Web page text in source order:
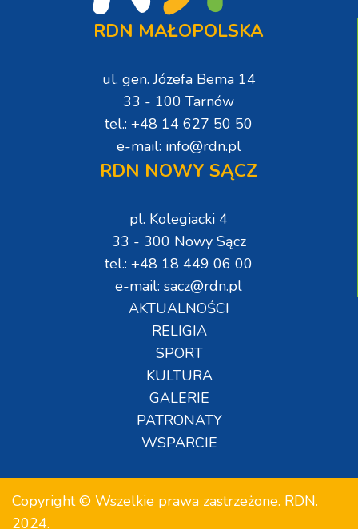
RDN MAŁOPOLSKA
ul. gen. Józefa Bema 14
33 - 100 Tarnów
tel.: +48 14 627 50 50
e-mail: info@rdn.pl
RDN NOWY SĄCZ
pl. Kolegiacki 4
33 - 300 Nowy Sącz
tel.: +48 18 449 06 00
e-mail: sacz@rdn.pl
AKTUALNOŚCI
RELIGIA
SPORT
KULTURA
GALERIE
PATRONATY
WSPARCIE
Copyright © Wszelkie prawa zastrzeżone. RDN.
2024.